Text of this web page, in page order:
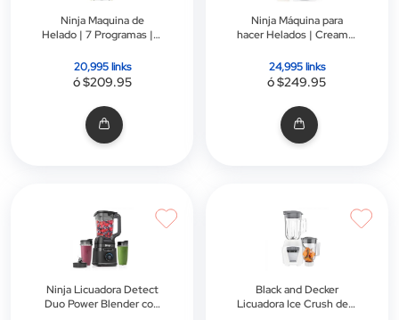
Ninja Maquina de
Helado | 7 Programas | 2
Creamify | Gris
20,995 links
ó $209.95
Ninja Máquina para
hacer Helados | Creami |
24,995 links
ó $249.95
Ninja Licuadora Detect
Duo Power Blender con
Black and Decker
Licuadora Ice Crush de 8